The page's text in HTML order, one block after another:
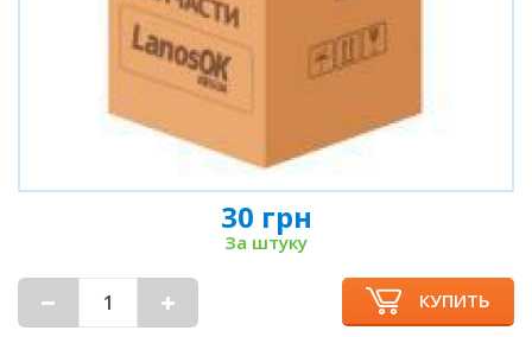
30 грн
За штуку
КУПИТЬ